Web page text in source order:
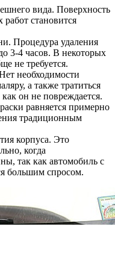
вида. Поверхность
работ становится
Процедура удаления
3-4 часов. В некоторых
не требуется.
необходимости
а также тратиться
он не повреждается.
равняется примерно
традиционным
корпуса. Это
когда
так как автомобиль с
большим спросом.